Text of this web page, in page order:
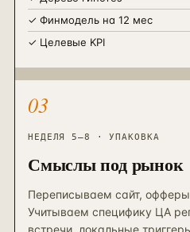
✓ Финмодель на 12 мес
✓ Целевые KPI
03
НЕДЕЛЯ 5–8 · УПАКОВКА
Смыслы под рынок
Переписываем сайт,
Учитываем специфику ЦА
встречи, локальные